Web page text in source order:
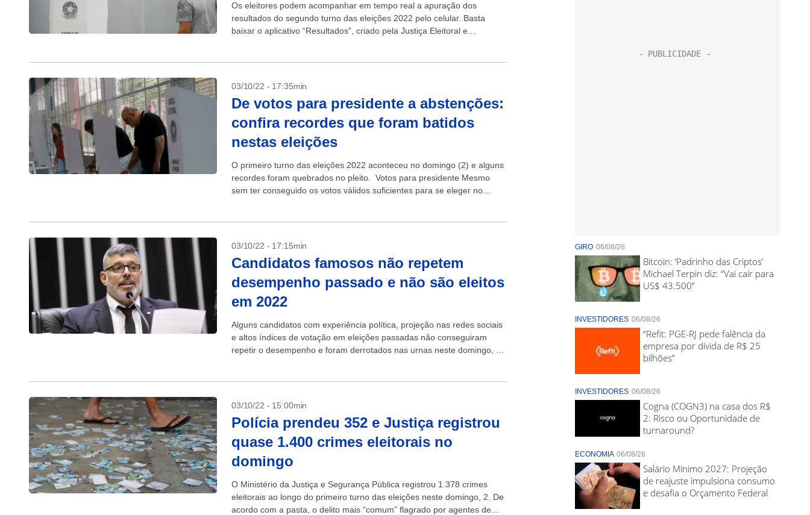
Os eleitores podem acompanhar em tempo real a apuração dos
resultados do segundo turno das eleições 2022 pelo celular. Basta
baixar o aplicativo “Resultados”, criado pela Justiça Eleitoral e
03/10/22 - 17:35min
De votos para presidente a abstenções:
confira recordes que foram batidos
nestas eleições
O primeiro turno das eleições 2022 aconteceu no domingo (2) e alguns
recordes foram quebrados no pleito. Votos para presidente Mesmo
sem ter conseguido os votos válidos suficientes para se eleger no
03/10/22 - 17:15min
Candidatos famosos não repetem
desempenho passado e não são eleitos
em 2022
Alguns candidatos com experiência política, projeção nas redes sociais
e altos índices de votação em eleições passadas não conseguiram
repetir o desempenho e foram derrotados nas urnas neste domingo, 2.
03/10/22 - 15:00min
Polícia prendeu 352 e Justiça registrou
quase 1.400 crimes eleitorais no
domingo
O Ministério da Justiça e Segurança Pública registrou 1.378 crimes
eleitorais ao longo do primeiro turno das eleições neste domingo, 2. De
acordo com a pasta, o delito mais “comum” flagrado por agentes de...
GIRO 06/08/26
Bitcoin: ‘Padrinho das Criptos’
Michael Terpin diz: “Vai cair para
US$ 43.500”
INVESTIDORES 06/08/26
“Refit: PGE-RJ pede falência da
empresa por dívida de R$ 25
bilhões”
INVESTIDORES 06/08/26
Cogna (COGN3) na casa dos R$
2: Risco ou Oportunidade de
turnaround?
ECONOMIA 06/08/26
Salário Mínimo 2027: Projeção
de reajuste impulsiona consumo
e desafia o Orçamento Federal